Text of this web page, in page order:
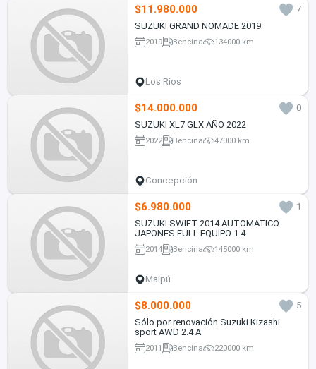
$11.980.000
7
SUZUKI GRAND NOMADE 2019
2019 Bencina 134000 km
Los Ríos
$14.000.000
0
SUZUKI XL7 GLX AÑO 2022
2022 Bencina 47000 km
Concepción
$6.980.000
1
SUZUKI SWIFT 2014 AUTOMATICO
JAPONES FULL EQUIPO 1.4
2014 Bencina 145000 km
Maipú
$8.000.000
5
Sólo por renovación Suzuki Kizashi
sport AWD 2.4 A
2011 Bencina 220000 km